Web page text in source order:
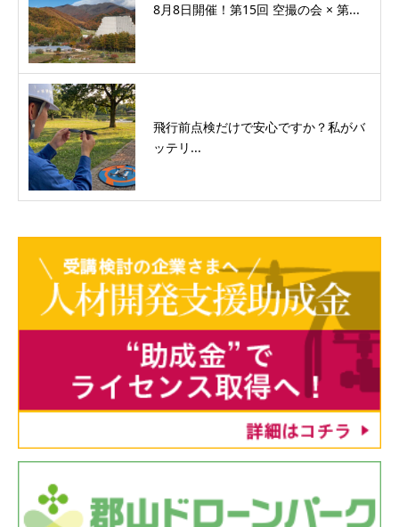
8月8日開催！第15回 空撮の会 × 第...
飛行前点検だけで安心ですか？私がバ
ッテリ...